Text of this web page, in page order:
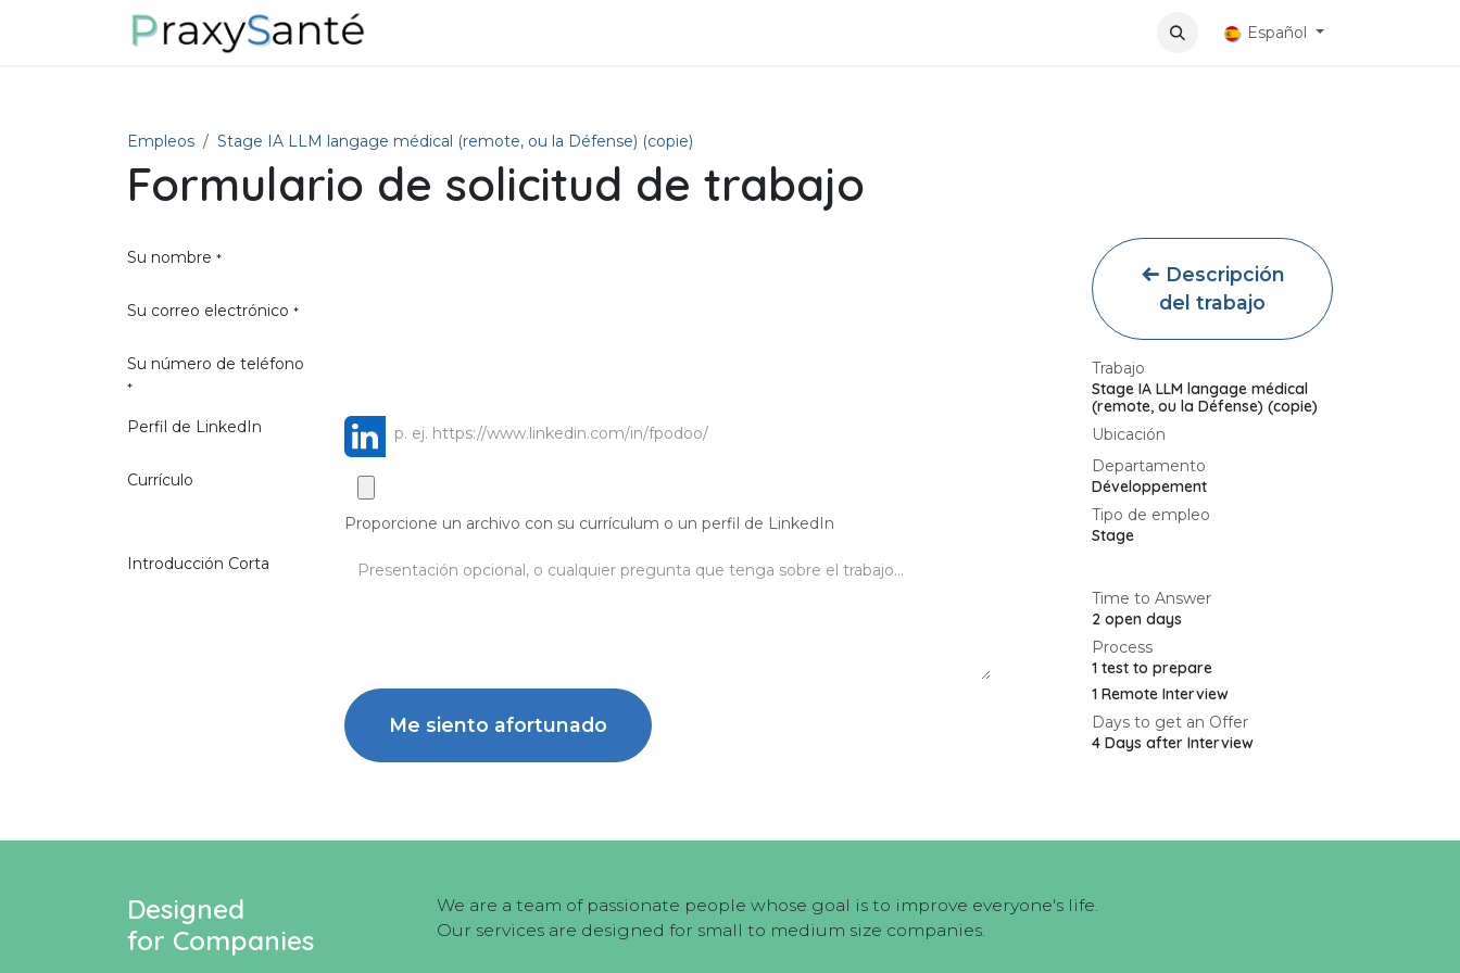
Español
Empleos Stage IA LLM langage médical (remote, ou la Défense) (copie)
Formulario de solicitud de trabajo
Su nombre *
Su correo electrónico *
Su número de teléfono
*
Perfil de LinkedIn
Currículo
Proporcione un archivo con su currículum o un perfil de LinkedIn
Introducción Corta
Me siento afortunado
Descripción
del trabajo
Trabajo
Stage IA LLM langage médical
(remote, ou la Défense) (copie)
Ubicación
Departamento
Développement
Tipo de empleo
Stage
Time to Answer
2 open days
Process
1 test to prepare
1 Remote Interview
Days to get an Offer
4 Days after Interview
Designed
for Companies
We are a team of passionate people whose goal is to improve everyone's life.
Our services are designed for small to medium size companies.